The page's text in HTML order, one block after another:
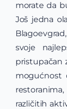
morate da
Još jedna
svoje
pristupačan
mogućnost
različitih